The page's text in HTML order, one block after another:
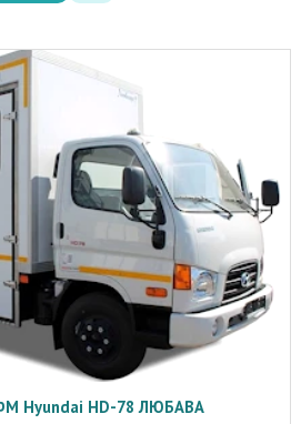
Hyundai HD-78 ЛЮБАВА